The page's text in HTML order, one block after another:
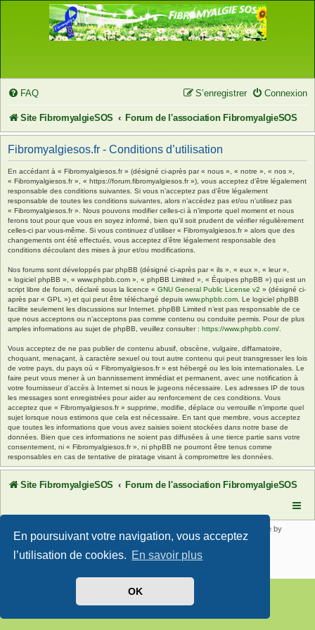
En poursuivant votre navigation, vous acceptez
l’utilisation de cookies. En savoir plus
OK
FAQ Connexion
S’enregistrer
Site FibromyalgieSOS Forum de l'association FibromyalgieSOS
Fibromyalgiesos.fr - Conditions d’utilisation
En accédant à « Fibromyalgiesos.fr » (désigné ci-après par « nous », « notre », « nos »,
« Fibromyalgiesos.fr », « https://forum.fibromyalgiesos.fr »), vous acceptez d’être légalement
responsable des conditions suivantes. Si vous n’acceptez pas d’être légalement
responsable de toutes les conditions suivantes, alors n’accédez pas et/ou n’utilisez pas
« Fibromyalgiesos.fr ». Nous pouvons modifier celles-ci à n’importe quel moment et nous
ferons tout pour que vous en soyez informé, bien qu’il soit prudent de vérifier régulièrement
celles-ci par vous-même. Si vous continuez d’utiliser « Fibromyalgiesos.fr » alors que des
changements ont été effectués, vous acceptez d’être légalement responsable des
conditions découlant des mises à jour et/ou modifications.
Nos forums sont développés par phpBB (désigné ci-après par « ils », « eux », « leur »,
« logiciel phpBB », « www.phpbb.com », « phpBB Limited », « Équipes phpBB ») qui est un
script libre de forum, déclaré sous la licence « GNU General Public License v2 » (désigné ci-
après par « GPL ») et qui peut être téléchargé depuis www.phpbb.com . Le logiciel phpBB
facilite seulement les discussions sur Internet. phpBB Limited n’est pas responsable de ce
que nous acceptons ou n’acceptons pas comme contenu ou conduite permis. Pour de plus
amples informations au sujet de phpBB, veuillez consulter : https://www.phpbb.com/
Vous acceptez de ne pas publier de contenu abusif, obscène, vulgaire, diffamatoire,
choquant, menaçant, à caractère sexuel ou tout autre contenu qui peut transgresser les lois
de votre pays, du pays où « Fibromyalgiesos.fr » est hébergé ou les lois internationales. Le
faire peut vous mener à un bannissement immédiat et permanent, avec une notification à
votre fournisseur d’accès à Internet si nous le jugeons nécessaire. Les adresses IP de tous
les messages sont enregistrées pour aider au renforcement de ces conditions. Vous
acceptez que « Fibromyalgiesos.fr » supprime, modifie, déplace ou verrouille n’importe quel
sujet lorsque nous estimons que cela est nécessaire. En tant que membre, vous acceptez
que toutes les informations que vous avez saisies soient stockées dans notre base de
données. Bien que ces informations ne soient pas diffusées à une tierce partie sans votre
consentement, ni « Fibromyalgiesos.fr », ni phpBB ne pourront être tenus comme
responsables en cas de tentative de piratage visant à compromettre les données.
Site FibromyalgieSOS Forum de l'association FibromyalgieSOS
® Forum Software © phpBB Limited | SE Square by
PhpBB3 BBCodes
Traduit parphpBB-fr.com